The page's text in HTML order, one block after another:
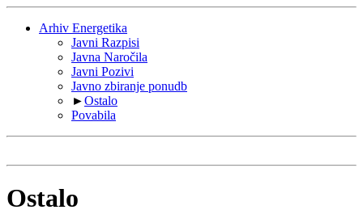
Arhiv Energetika
Javni Razpisi
Javna Naročila
Javni Pozivi
Javno zbiranje ponudb
►Ostalo
Povabila
Ostalo